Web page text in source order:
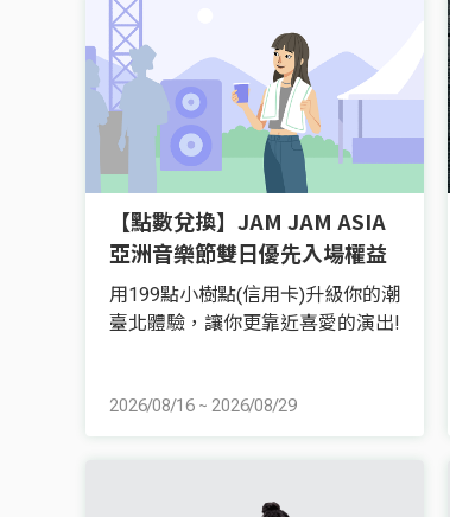
【點數兌換】JAM JAM ASIA
亞洲音樂節雙日優先入場權益
用199點小樹點(信用卡)升級你的潮
臺北體驗，讓你更靠近喜愛的演出!
2026/08/16 ~ 2026/08/29